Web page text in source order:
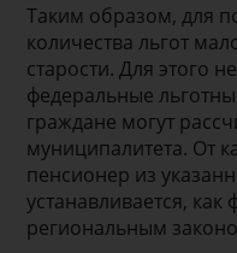
Таким образом, для
количества льгот
старости. Для этого
федеральные
граждане могут
муниципалитета. От
пенсионер из
устанавливается,
региональным